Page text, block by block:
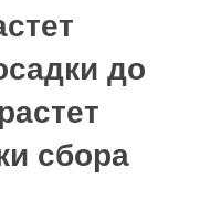
до
сбора